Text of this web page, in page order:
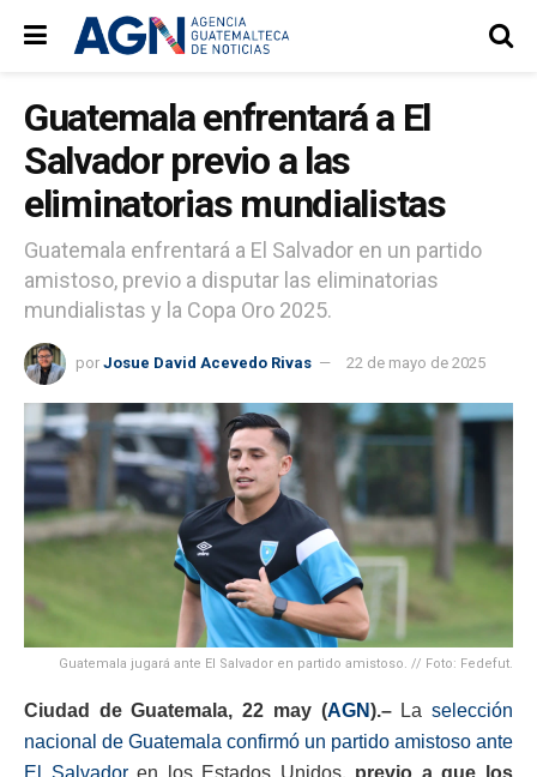
Guatemala enfrentará a El
Salvador previo a las
eliminatorias mundialistas
Guatemala enfrentará a El Salvador en un partido
amistoso, previo a disputar las eliminatorias
mundialistas y la Copa Oro 2025.
por Josue David Acevedo Rivas 22 de mayo de 2025
Guatemala jugará ante El Salvador en partido amistoso. // Foto: Fedefut.
Ciudad de Guatemala, 22 may (AGN).– Laselección
nacional de Guatemala confirmó un partido amistoso ante
El Salvadoren los Estados Unidos, previo a que los